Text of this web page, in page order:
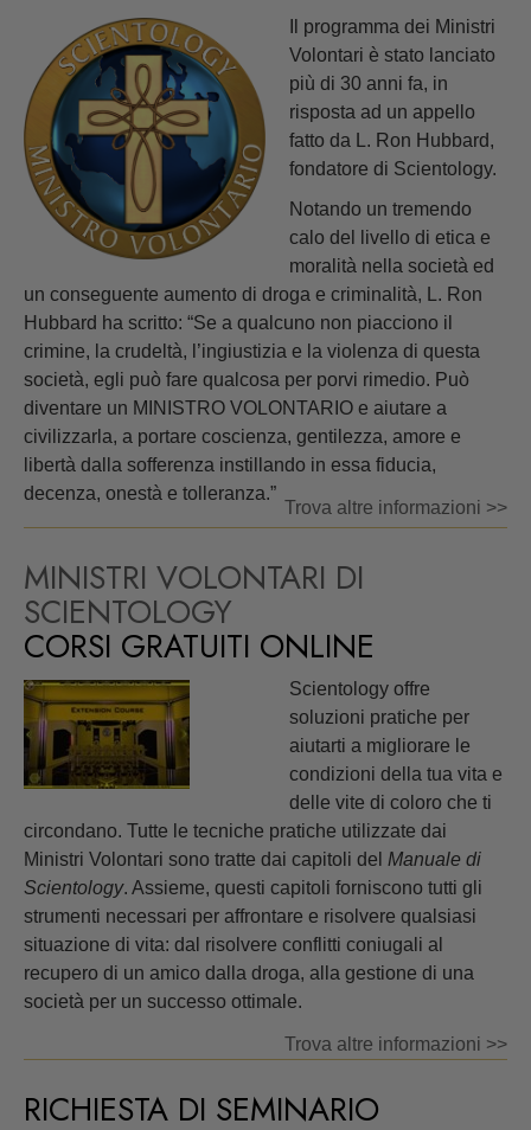
Il programma dei Ministri
Volontari è stato lanciato
più di 30 anni fa, in
risposta ad un appello
fatto da L. Ron Hubbard,
fondatore di Scientology.
Notando un tremendo
calo del livello di etica e
moralità nella società ed
un conseguente aumento di droga e criminalità, L. Ron
Hubbard ha scritto: “Se a qualcuno non piacciono il
crimine, la crudeltà, l’ingiustizia e la violenza di questa
società, egli può fare qualcosa per porvi rimedio. Può
diventare un MINISTRO VOLONTARIO e aiutare a
civilizzarla, a portare coscienza, gentilezza, amore e
libertà dalla sofferenza instillando in essa fiducia,
decenza, onestà e tolleranza.”
Trova altre informazioni >>
MINISTRI VOLONTARI DI
SCIENTOLOGY
CORSI GRATUITI ONLINE
Scientology offre
soluzioni pratiche per
aiutarti a migliorare le
condizioni della tua vita e
delle vite di coloro che ti
circondano. Tutte le tecniche pratiche utilizzate dai
Ministri Volontari sono tratte dai capitoli del Manuale di
Scientology. Assieme, questi capitoli forniscono tutti gli
strumenti necessari per affrontare e risolvere qualsiasi
situazione di vita: dal risolvere conflitti coniugali al
recupero di un amico dalla droga, alla gestione di una
società per un successo ottimale.
Trova altre informazioni >>
RICHIESTA DI SEMINARIO